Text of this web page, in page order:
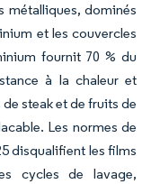
métalliques, dominés
et les couvercles
fournit 70 % du
à la chaleur et
steak et de fruits de
Les normes de
disqualifient les films
cycles de lavage,